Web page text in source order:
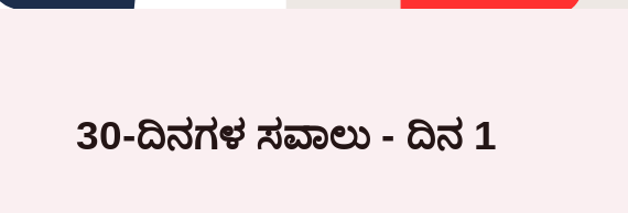
30-ದಿನಗಳ ಸವಾಲು - ದಿನ 1